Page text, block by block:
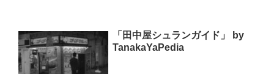
「田中屋シュランガイド」 by
TanakaYaPedia